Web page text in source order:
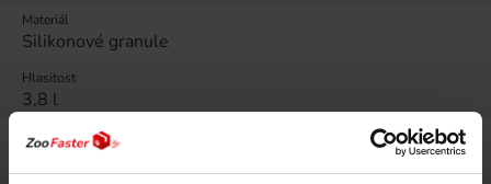
Materiál
Silikonové granule
Hlasitost
3,8 l
Rychlá absorpce